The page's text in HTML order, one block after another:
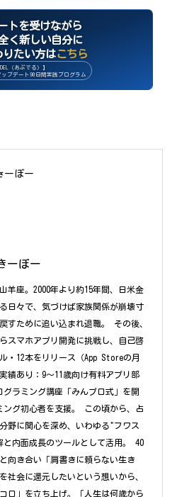
トを受けながら
く新しい自分に
たい方はこちら
（あぷでる）】
プデート90日間実践プログラム
ーぼー
羊座。2000年より約15年間、日米金
日々で、気づけば家族関係が崩壊寸
すために追い込まれ退職。 その後、
スマホアプリ開発に挑戦し、自己啓
・12本をリリース（App Storeの月
績あり：9〜11歳向け有料アプリ部
ラミング講座「みんプロ式」を開
ング初心者を支援。 この頃から、占
野に関心を深め、いわゆる"フワス
と内面成長のツールとして活用。 40
向き合い「肩書きに頼らない生き
社会に還元したいという想いから、
ロ」を立ち上げ。「人生は何歳から